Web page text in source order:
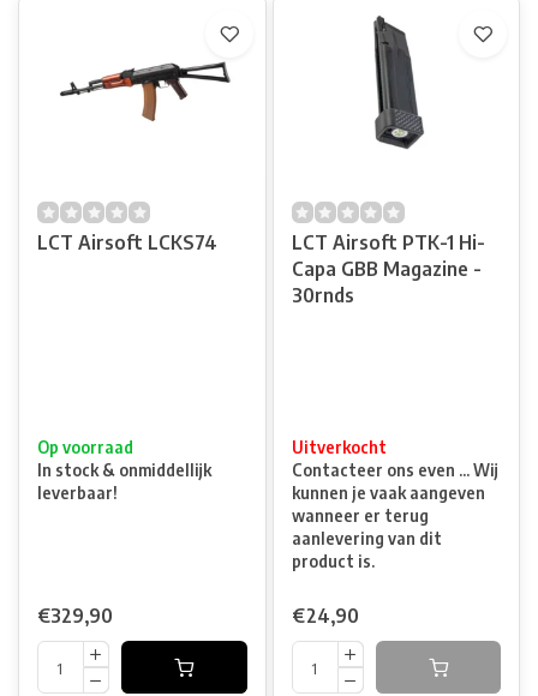
LCT Airsoft LCKS74
Op voorraad
In stock & onmiddellijk
leverbaar!
€329,90
LCT Airsoft PTK-1 Hi-
Capa GBB Magazine -
30rnds
Uitverkocht
Contacteer ons even ... Wij
kunnen je vaak aangeven
wanneer er terug
aanlevering van dit
product is.
€24,90